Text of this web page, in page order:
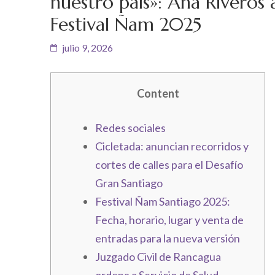
Festival Ñam 2025
julio 9, 2026
Content
Redes sociales
Cicletada: anuncian recorridos y
cortes de calles para el Desafío
Gran Santiago
Festival Ñam Santiago 2025:
Fecha, horario, lugar y venta de
entradas para la nueva versión
Juzgado Civil de Rancagua